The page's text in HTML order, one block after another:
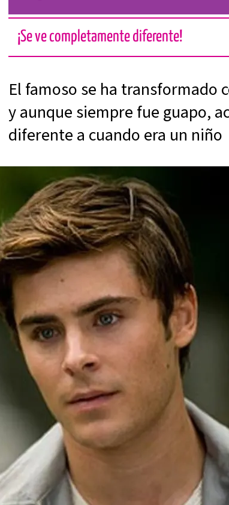
¡Se ve completamente diferente!
El famoso se ha transformado
y aunque siempre fue guapo,
diferente a cuando era un niño